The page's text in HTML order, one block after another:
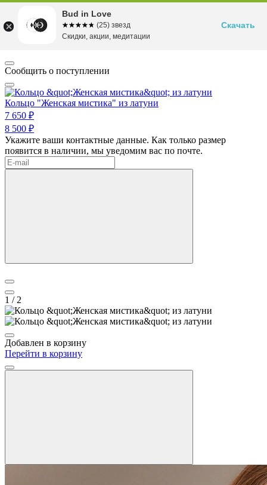
Сообщить о поступлении
Кольцо "Женская мистика" из латуни
7 650 ₽
8 500 ₽
Укажите ваши контактные данные. Как только размер
появится в наличии, мы уведомим вас по почте.
1 / 2
Добавлен в корзину
Перейти в корзину
Bud in Love
☆☆☆☆☆
★★★★★ (25) звезд
Скидки, акции, медитации
Скачать